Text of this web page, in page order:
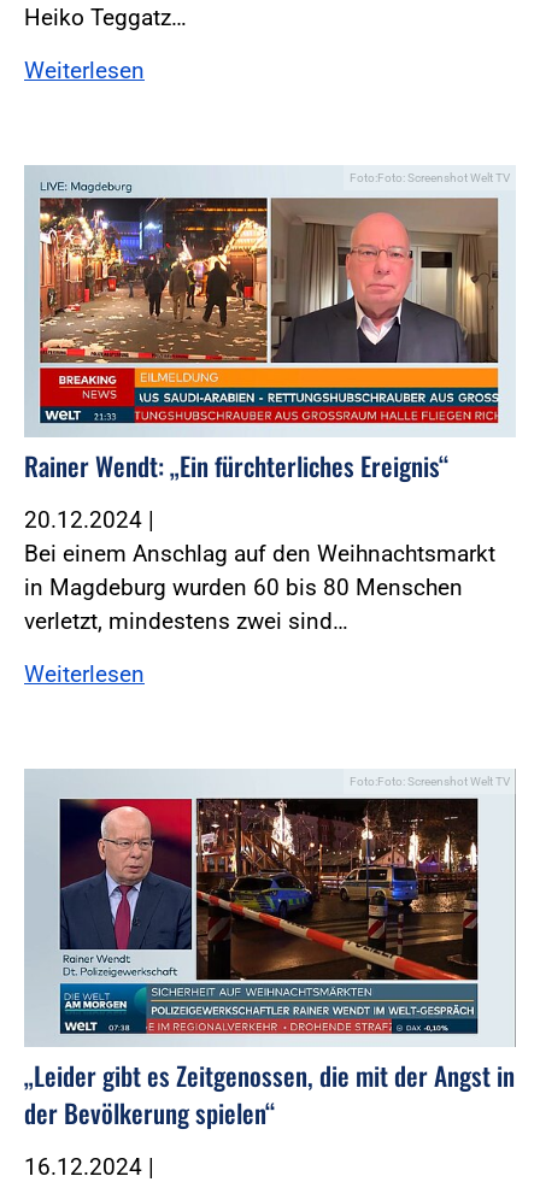
Heiko Teggatz…
Weiterlesen
Foto:Foto: Screenshot Welt TV
Rainer Wendt: „Ein fürchterliches Ereignis“
20.12.2024 |
Bei einem Anschlag auf den Weihnachtsmarkt
in Magdeburg wurden 60 bis 80 Menschen
verletzt, mindestens zwei sind…
Weiterlesen
Foto:Foto: Screenshot Welt TV
„Leider gibt es Zeitgenossen, die mit der Angst in
der Bevölkerung spielen“
16.12.2024 |